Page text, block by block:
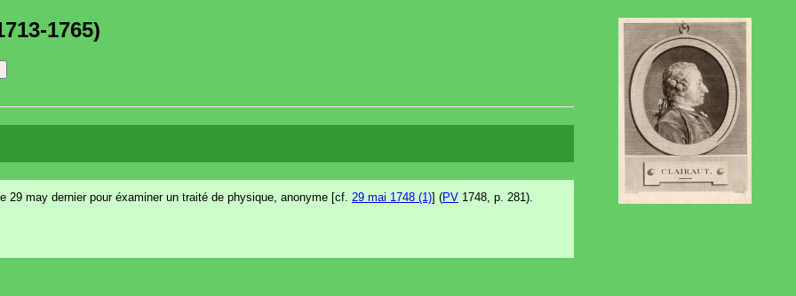
1765)
may dernier pour éxaminer un traité de physique, anonyme [cf. 29 mai 1748 (1)] (PV 1748, p. 281).